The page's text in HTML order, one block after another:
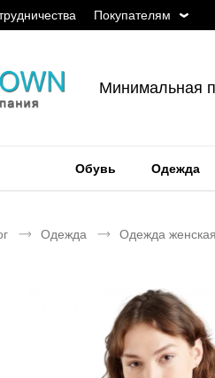
Покупателям
Минимальная
Обувь Одежда
Одежда Одежда женская